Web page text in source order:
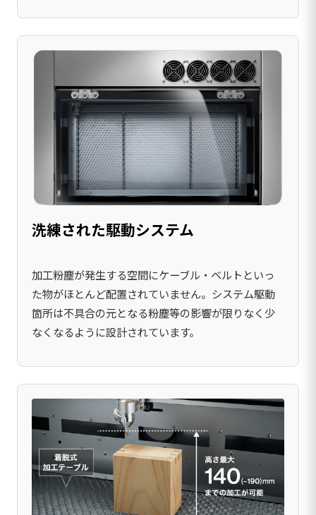
洗練された駆動システム
加工粉塵が発生する空間にケーブル・ベルトといっ
た物がほとんど配置されていません。システム駆動
箇所は不具合の元となる粉塵等の影響が限りなく少
なくなるように設計されています。